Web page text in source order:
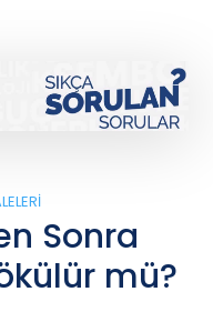
Sonra
mü?